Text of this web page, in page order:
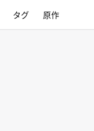
タグ 原作